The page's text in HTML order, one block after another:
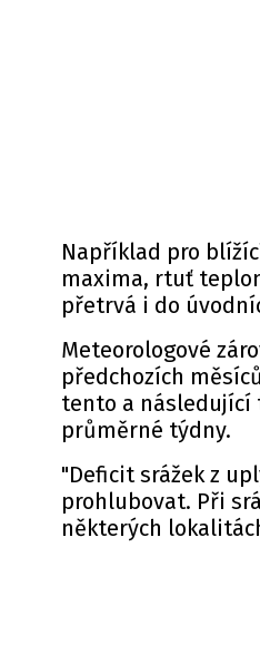
Například pro
maxima, rtuť
přetrvá i do
Meteorologové
předchozích
tento a následující
průměrné týdny.
"Deficit srážek z
prohlubovat. Při
některých